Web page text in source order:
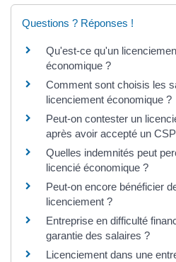
Questions ? Réponses !
Qu'est-ce qu'un
économique ?
Comment sont choisis les
licenciement économique ?
Peut-on contester un
après avoir accepté un
Quelles indemnités peut
licencié économique ?
Peut-on encore bénéficier
licenciement ?
Entreprise en difficulté
garantie des salaires ?
Licenciement dans une